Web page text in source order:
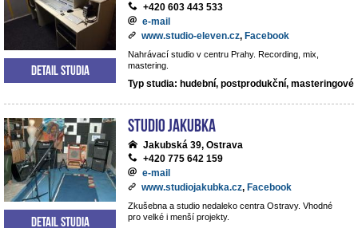
+420 603 443 533
e-mail
www.studio-eleven.cz, Facebook
Nahrávací studio v centru Prahy. Recording, mix,
mastering.
Typ studia: hudební, postprodukční, masteringové
Detail studia
Studio Jakubka
Jakubská 39, Ostrava
+420 775 642 159
e-mail
www.studiojakubka.cz, Facebook
Zkušebna a studio nedaleko centra Ostravy. Vhodné
pro velké i menší projekty.
Detail studia